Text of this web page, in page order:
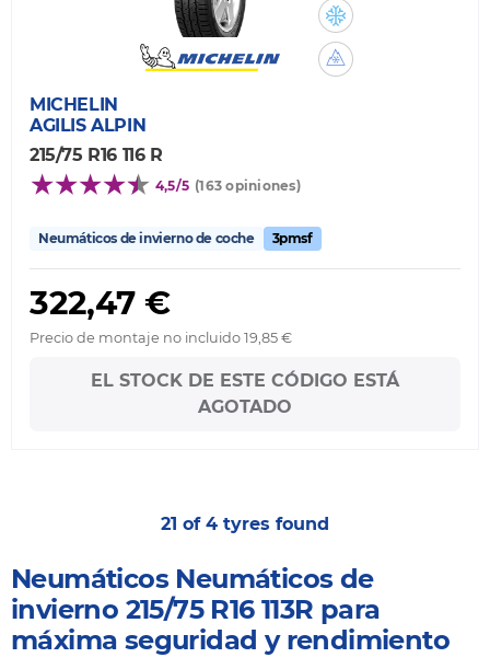
MICHELIN
AGILIS ALPIN
215/75 R16 116 R
4,5/5 (163 opiniones)
Neumáticos de invierno de coche 3pmsf
322,47 €
Precio de montaje no incluido 19,85 €
EL STOCK DE ESTE CÓDIGO ESTÁ
AGOTADO
21 of 4 tyres found
Neumáticos Neumáticos de
invierno 215/75 R16 113R para
máxima seguridad y rendimiento